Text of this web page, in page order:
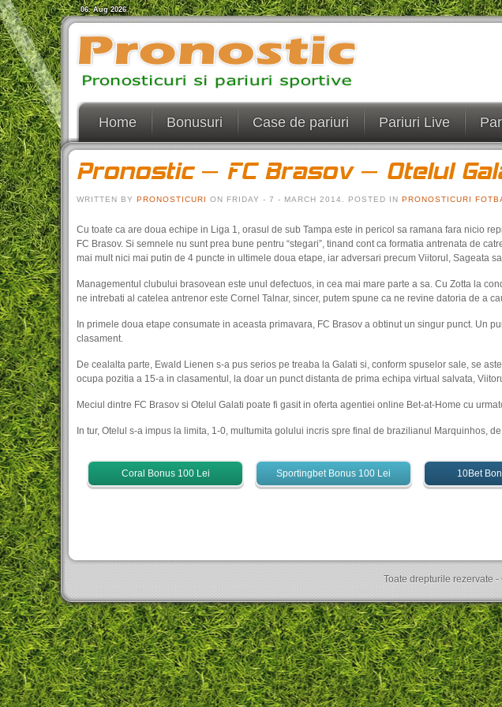
06. Aug 2026
Home Bonusuri Case de pariuri Pariuri Live
Pronostic – FC Brasov – Otelul
WRITTEN BY PRONOSTICURI ON FRIDAY - 7 - MARCH 2014. POSTED IN PRONOSTICURI
Cu toate ca are doua echipe in Liga 1, orasul de sub Tampa este in pericol sa ramana fara nicio
FC Brasov. Si semnele nu sunt prea bune pentru “stegari”, tinand cont ca formatia antrenata de
mai mult nici mai putin de 4 puncte in ultimele doua etape, iar adversari precum Viitorul, Sageata
Managementul clubului brasovean este unul defectuos, in cea mai mare parte a sa. Cu Zotta la
ne intrebati al catelea antrenor este Cornel Talnar, sincer, putem spune ca ne revine datoria de a
In primele doua etape consumate in aceasta primavara, FC Brasov a obtinut un singur punct. Un
clasament.
De cealalta parte, Ewald Lienen s-a pus serios pe treaba la Galati si, conform spuselor sale, se
ocupa pozitia a 15-a in clasamentul, la doar un punct distanta de prima echipa virtual salvata,
Meciul dintre FC Brasov si Otelul Galati poate fi gasit in oferta agentiei online Bet-at-Home cu
In tur, Otelul s-a impus la limita, 1-0, multumita golului incris spre final de brazilianul Marquinhos,
Coral Bonus 100 Lei Sportingbet Bonus 100 Lei 10Bet
Toate drepturile rezervate